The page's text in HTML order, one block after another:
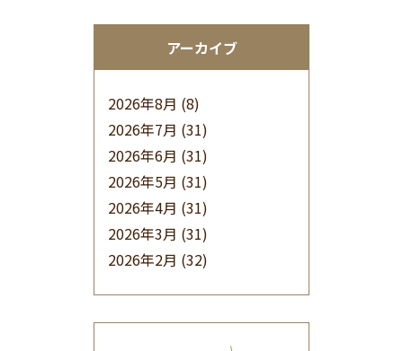
アーカイブ
2026年8月 (8)
2026年7月 (31)
2026年6月 (31)
2026年5月 (31)
2026年4月 (31)
2026年3月 (31)
2026年2月 (32)